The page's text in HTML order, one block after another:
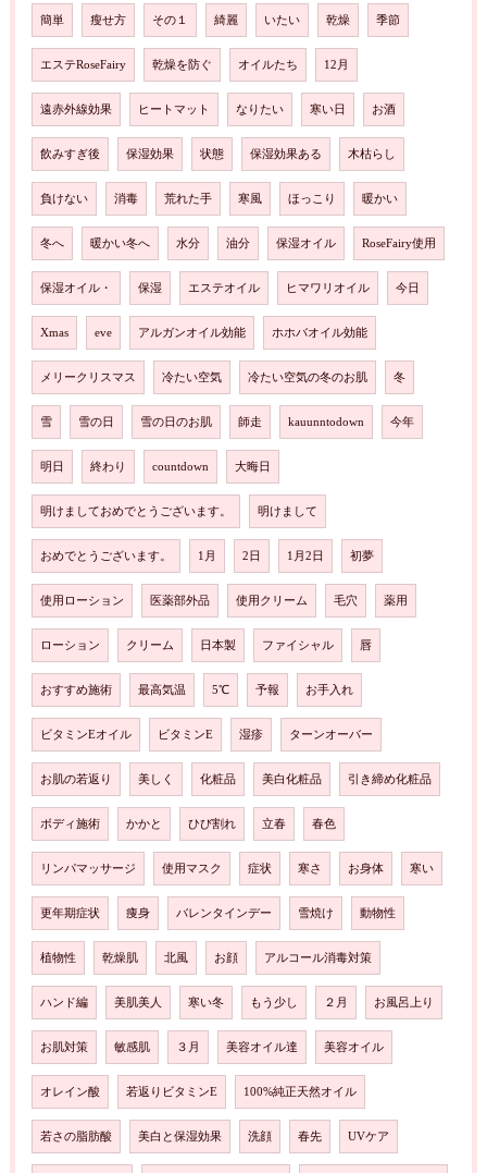
簡単 瘦せ方 その１ 綺麗 いたい 乾燥 季節
エステRoseFairy 乾燥を防ぐ オイルたち 12月
遠赤外線効果 ヒートマット なりたい 寒い日 お酒
飲みすぎ後 保湿効果 状態 保湿効果ある 木枯らし
負けない 消毒 荒れた手 寒風 ほっこり 暖かい
冬へ 暖かい冬へ 水分 油分 保湿オイル RoseFairy使用
保湿オイル・ 保湿 エステオイル ヒマワリオイル 今日
Xmas eve アルガンオイル効能 ホホバオイル効能
メリークリスマス 冷たい空気 冷たい空気の冬のお肌 冬
雪 雪の日 雪の日のお肌 師走 kauunntodown 今年
明日 終わり countdown 大晦日
明けましておめでとうございます。 明けまして
おめでとうございます。 1月 2日 1月2日 初夢
使用ローション 医薬部外品 使用クリーム 毛穴 薬用
ローション クリーム 日本製 ファイシャル 唇
おすすめ施術 最高気温 5℃ 予報 お手入れ
ビタミンEオイル ビタミンE 湿疹 ターンオーバー
お肌の若返り 美しく 化粧品 美白化粧品 引き締め化粧品
ボディ施術 かかと ひび割れ 立春 春色
リンパマッサージ 使用マスク 症状 寒さ お身体 寒い
更年期症状 痩身 バレンタインデー 雪焼け 動物性
植物性 乾燥肌 北風 お顔 アルコール消毒対策
ハンド編 美肌美人 寒い冬 もう少し ２月 お風呂上り
お肌対策 敏感肌 ３月 美容オイル達 美容オイル
オレイン酸 若返りビタミンE 100%純正天然オイル
若さの脂肪酸 美白と保湿効果 洗顔 春先 UVケア